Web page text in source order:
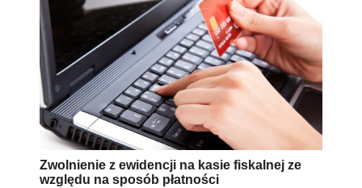
Zwolnienie z ewidencji na kasie fiskalnej ze
względu na sposób płatności